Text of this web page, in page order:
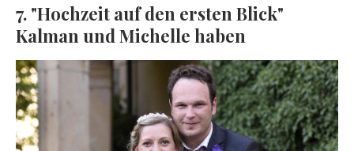
7. "Hochzeit auf den ersten Blick"
Kalman und Michelle haben